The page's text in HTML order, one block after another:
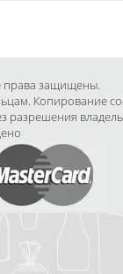
права защищены.
Копирование
разрешения